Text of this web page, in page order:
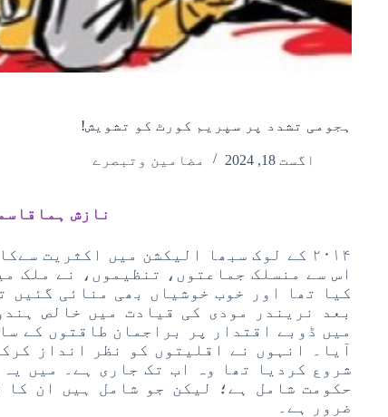
ہجومی تشدد پر سپریم کورٹ کو تشویش!
اگست 18, 2024 مضامین وتبصرے
نازش
۲۰۱۴ کے لوک سبھا الیکشن میں اکثریت
اس سے منسلک جماعتوں، تنظیموں، نے ملک
کیا تھا اور خوب خوشیاں بھی منائی گئیں
بعد نریندر مودی کی قیادت میں خالص
میں ڈوبے اقتدار پر براجمان طاقتوں کے
آیا۔ انہوں نے اقلیتوں کو نظر انداز
شروع کردیا تھا وہ اب تک جاری ہے۔ میں
حکومت شامل ہے؛ لیکن جو شامل ہیں ان
ضرور ہے۔